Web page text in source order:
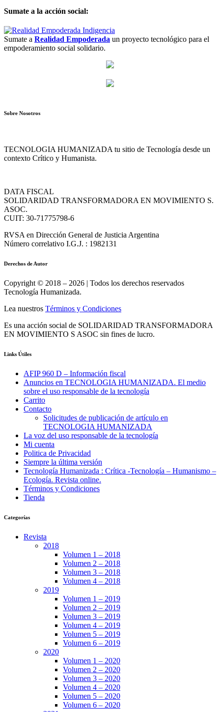
Sumate a la acción social:
Sumate a Realidad Empoderada un proyecto tecnológico para el
empoderamiento social solidario.
Sobre Nosotros
TECNOLOGIA HUMANIZADA tu sitio de Tecnología desde un
contexto Crítico y Humanista.
DATA FISCAL
SOLIDARIDAD TRANSFORMADORA EN MOVIMIENTO S.
ASOC.
CUIT: 30-71775798-6
RVSA en Dirección General de Justicia Argentina
Número correlativo I.G.J. : 1982131
Derechos de Autor
Copyright © 2018 – 2026 | Todos los derechos reservados
Tecnología Humanizada.
Lea nuestros Términos y Condiciones
Es una acción social de SOLIDARIDAD TRANSFORMADORA
EN MOVIMIENTO S ASOC sin fines de lucro.
Links Útiles
AFIP 960 D – Información fiscal
Anuncios en TECNOLOGIA HUMANIZADA. El medio
sobre el uso responsable de la tecnología
Carrito
Contacto
Solicitudes de publicación de artículo en
TECNOLOGIA HUMANIZADA
La voz del uso responsable de la tecnología
Mi cuenta
Politica de Privacidad
Siempre la última versión
Tecnología Humanizada : Crítica -Tecnología – Humanismo –
Ecología. Revista online.
Términos y Condiciones
Tienda
Categorías
Revista
2018
Volumen 1 – 2018
Volumen 2 – 2018
Volumen 3 – 2018
Volumen 4 – 2018
2019
Volumen 1 – 2019
Volumen 2 – 2019
Volumen 3 – 2019
Volumen 4 – 2019
Volumen 5 – 2019
Volumen 6 – 2019
2020
Volumen 1 – 2020
Volumen 2 – 2020
Volumen 3 – 2020
Volumen 4 – 2020
Volumen 5 – 2020
Volumen 6 – 2020